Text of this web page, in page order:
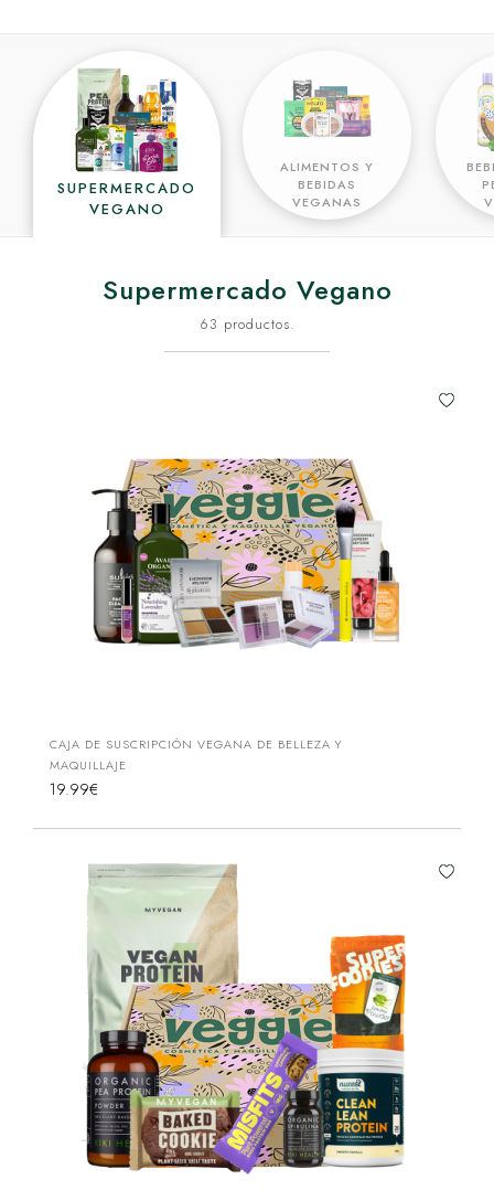
SUPERMERCADO
VEGANO
ALIMENTOS Y
BEBIDAS
VEGANAS
Supermercado Vegano
63 productos.
CAJA DE SUSCRIPCIÓN VEGANA DE BELLEZA Y
MAQUILLAJE
19.99€